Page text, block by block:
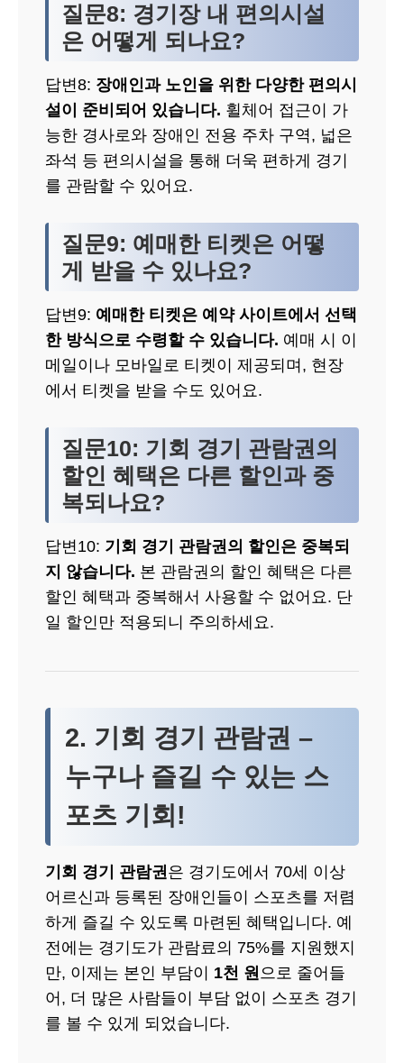
질문8: 경기장 내 편의시설
은 어떻게 되나요?
답변8: 장애인과 노인을 위한 다양한 편의시
설이 준비되어 있습니다. 휠체어 접근이 가
능한 경사로와 장애인 전용 주차 구역, 넓은
좌석 등 편의시설을 통해 더욱 편하게 경기
를 관람할 수 있어요.
질문9: 예매한 티켓은 어떻
게 받을 수 있나요?
답변9: 예매한 티켓은 예약 사이트에서 선택
한 방식으로 수령할 수 있습니다. 예매 시 이
메일이나 모바일로 티켓이 제공되며, 현장
에서 티켓을 받을 수도 있어요.
질문10: 기회 경기 관람권의
할인 혜택은 다른 할인과 중
복되나요?
답변10: 기회 경기 관람권의 할인은 중복되
지 않습니다. 본 관람권의 할인 혜택은 다른
할인 혜택과 중복해서 사용할 수 없어요. 단
일 할인만 적용되니 주의하세요.
2. 기회 경기 관람권 –
누구나 즐길 수 있는 스
포츠 기회!
기회 경기 관람권은 경기도에서 70세 이상
어르신과 등록된 장애인들이 스포츠를 저렴
하게 즐길 수 있도록 마련된 혜택입니다. 예
전에는 경기도가 관람료의 75%를 지원했지
만, 이제는 본인 부담이 1천 원으로 줄어들
어, 더 많은 사람들이 부담 없이 스포츠 경기
를 볼 수 있게 되었습니다.